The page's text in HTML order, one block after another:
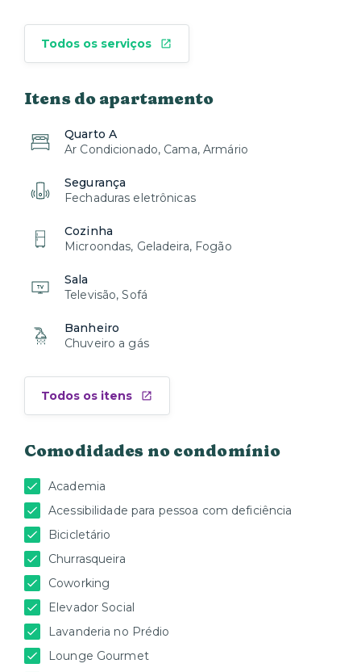
Todos os serviços
Itens do apartamento
Quarto A
Ar Condicionado, Cama, Armário
Segurança
Fechaduras eletrônicas
Cozinha
Microondas, Geladeira, Fogão
Sala
Televisão, Sofá
Banheiro
Chuveiro a gás
Todos os itens
Comodidades no condomínio
Academia
Acessibilidade para pessoa com deficiência
Bicicletário
Churrasqueira
Coworking
Elevador Social
Lavanderia no Prédio
Lounge Gourmet